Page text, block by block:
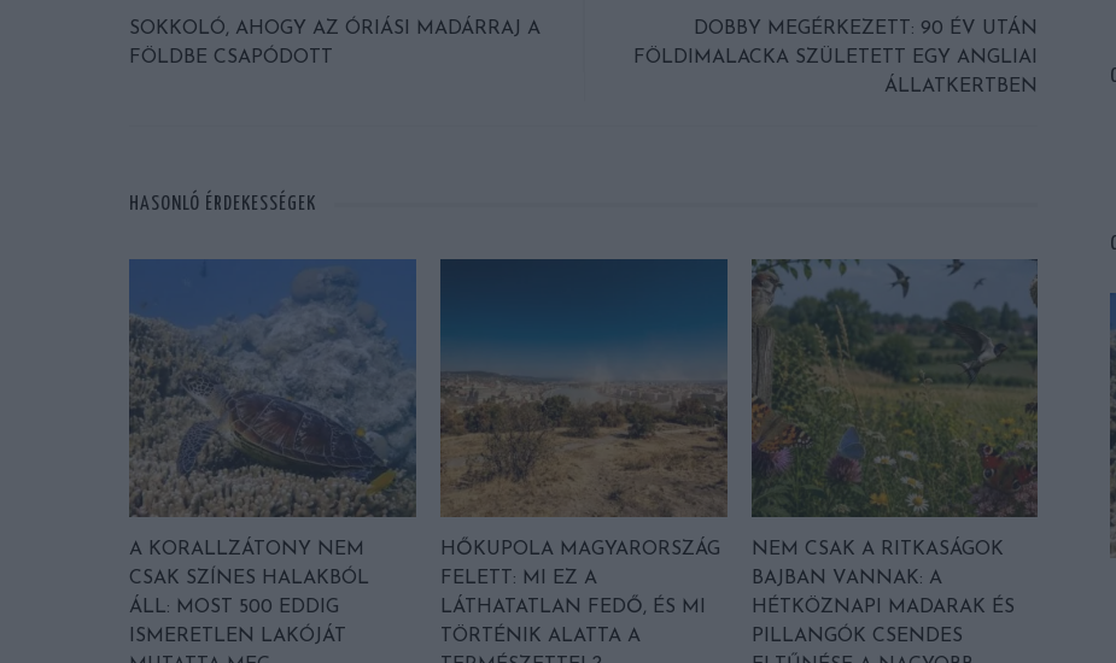
SOKKOLÓ, AHOGY AZ ÓRIÁSI MADÁRRAJ A
FÖLDBE CSAPÓDOTT
DOBBY MEGÉRKEZETT: 90 ÉV UTÁN
FÖLDIMALACKA SZÜLETETT EGY ANGLIAI
ÁLLATKERTBEN
HASONLÓ ÉRDEKESSÉGEK
A KORALLZÁTONY NEM
CSAK SZÍNES HALAKBÓL
ÁLL: MOST 500 EDDIG
ISMERETLEN LAKÓJÁT
HŐKUPOLA MAGYARORSZÁG
FELETT: MI EZ A
LÁTHATATLAN FEDŐ, ÉS MI
TÖRTÉNIK ALATTA A
NEM CSAK A RITKASÁGOK
BAJBAN VANNAK: A
HÉTKÖZNAPI MADARAK ÉS
PILLANGÓK CSENDES